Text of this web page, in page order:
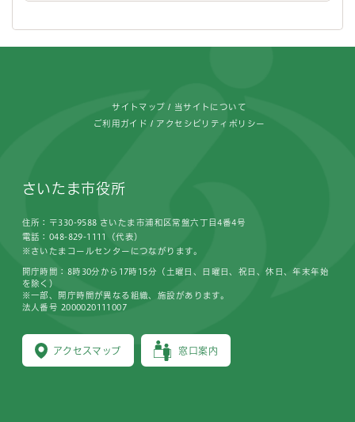
サイトマップ 当サイトについて
ご利用ガイド アクセシビリティポリシー
さいたま市役所
住所：〒330-9588 さいたま市浦和区常盤六丁目4番4号
電話：048-829-1111（代表）
※さいたまコールセンターにつながります。
アクセスマップ 窓口案内
開庁時間：8時30分から17時15分（土曜日、日曜日、祝日、休日、年末年始
を除く）
※一部、開庁時間が異なる組織、施設があります。
法人番号 2000020111007